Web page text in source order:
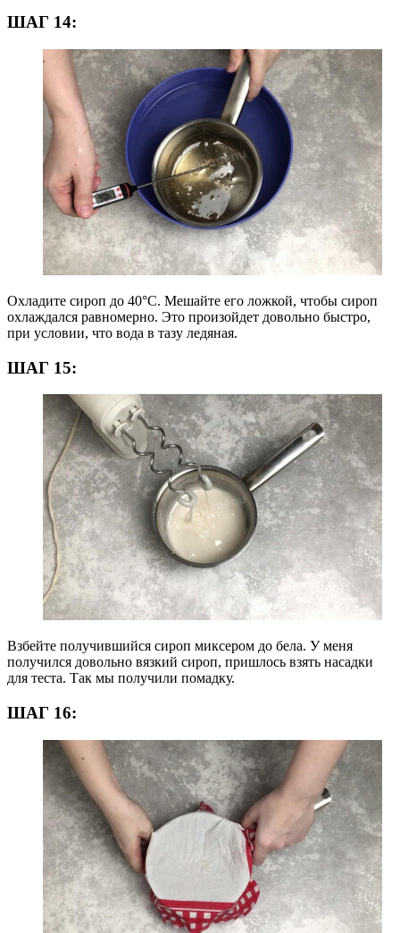
ШАГ 14:
Охладите сироп до 40°С. Мешайте его ложкой, чтобы сироп
охлаждался равномерно. Это произойдет довольно быстро,
при условии, что вода в тазу ледяная.
ШАГ 15:
Взбейте получившийся сироп миксером до бела. У меня
получился довольно вязкий сироп, пришлось взять насадки
для теста. Так мы получили помадку.
ШАГ 16: